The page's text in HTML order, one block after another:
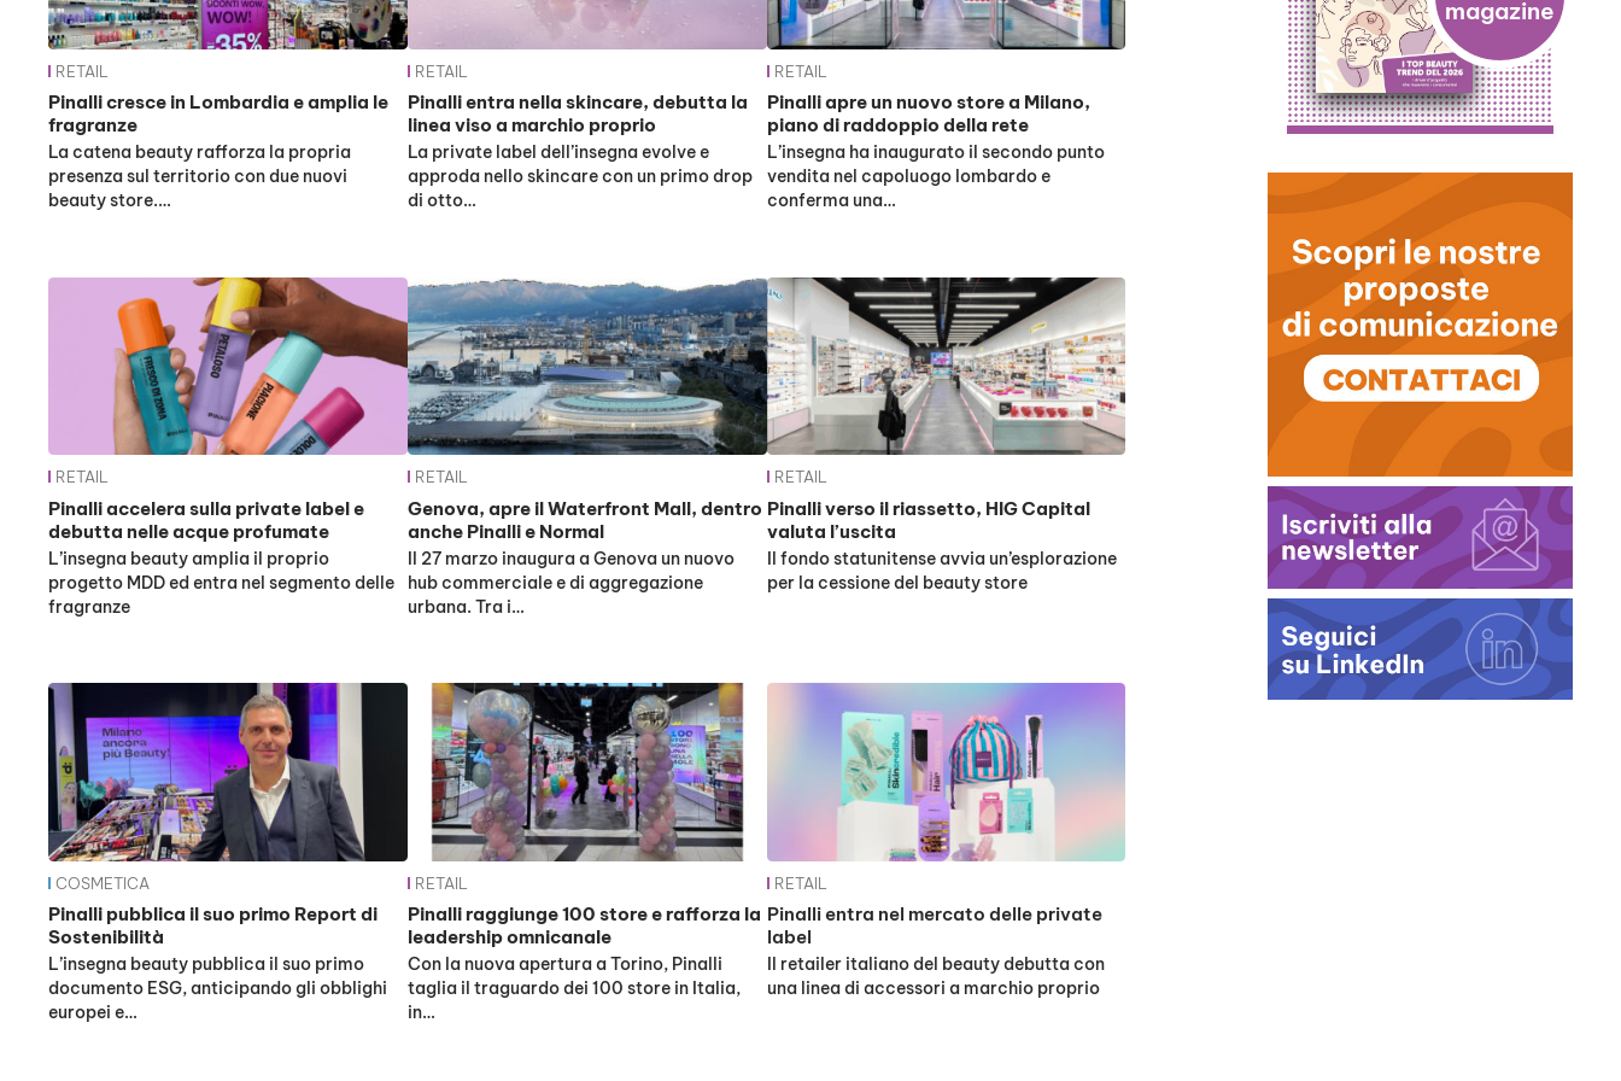
RETAIL
Pinalli cresce in Lombardia e amplia le
fragranze
La catena beauty rafforza la propria
presenza sul territorio con due nuovi
beauty store.…
RETAIL
Pinalli entra nella skincare, debutta la
linea viso a marchio proprio
La private label dell’insegna evolve e
approda nello skincare con un primo drop
di otto…
RETAIL
Pinalli apre un nuovo store a Milano,
piano di raddoppio della rete
L’insegna ha inaugurato il secondo punto
vendita nel capoluogo lombardo e
conferma una…
RETAIL
Pinalli accelera sulla private label e
debutta nelle acque profumate
L’insegna beauty amplia il proprio
progetto MDD ed entra nel segmento delle
fragranze
RETAIL
Genova, apre il Waterfront Mall, dentro
anche Pinalli e Normal
Il 27 marzo inaugura a Genova un nuovo
hub commerciale e di aggregazione
urbana. Tra i…
RETAIL
Pinalli verso il riassetto, HIG Capital
valuta l’uscita
Il fondo statunitense avvia un’esplorazione
per la cessione del beauty store
COSMETICA
Pinalli pubblica il suo primo Report di
Sostenibilità
L’insegna beauty pubblica il suo primo
documento ESG, anticipando gli obblighi
europei e…
RETAIL
Pinalli raggiunge 100 store e rafforza la
leadership omnicanale
Con la nuova apertura a Torino, Pinalli
taglia il traguardo dei 100 store in Italia,
in…
RETAIL
Pinalli entra nel mercato delle private
label
Il retailer italiano del beauty debutta con
una linea di accessori a marchio proprio